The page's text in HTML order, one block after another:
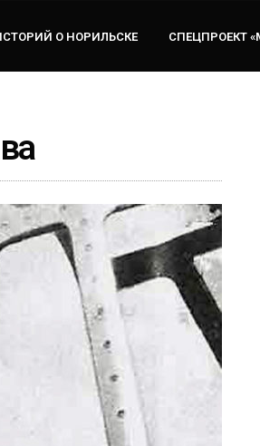
О НОРИЛЬСКЕ СПЕЦПРОЕКТ